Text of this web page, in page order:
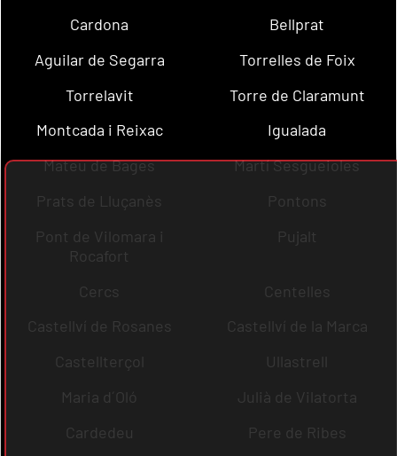
Cardona
Bellprat
Aguilar de Segarra
Torrelles de Foix
Torrelavit
Torre de Claramunt
Montcada i Reixac
Igualada
Mateu de Bages
Martí Sesgueioles
Prats de Lluçanès
Pontons
Pont de Vilomara i
Rocafort
Pujalt
Cercs
Centelles
Castellví de Rosanes
Castellví de la Marca
Castellterçol
Ullastrell
Maria d´Oló
Julià de Vilatorta
Cardedeu
Pere de Ribes